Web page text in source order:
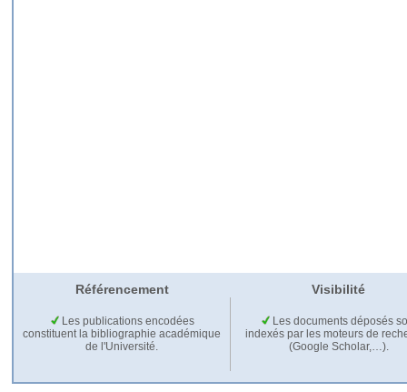
Référencement Visibilité
Les publications encodées
constituent la bibliographie académique
de l'Université.
Les documents déposés
indexés par les moteurs de
(Google Scholar,…).